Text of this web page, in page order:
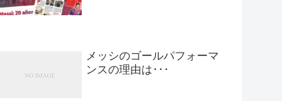
メッシのゴールパフォーマ
ンスの理由は･･･